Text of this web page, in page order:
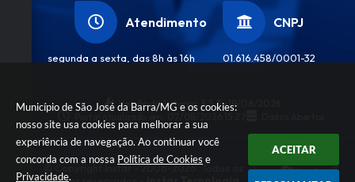
Município de São José da Barra/MG e os cookies:
nosso site usa cookies para melhorar a sua
experiência de navegação. Ao continuar você
concorda com a nossa Política de Cookies e
Privacidade.
ACEITAR
Atendimento
segunda a sexta, das 8h às 16h
CNPJ
01.616.458/0001-32
Versão do Sistema: 3.5.3 - 19/06/2026
© Copyright Instar - 2006-2026. Todos os